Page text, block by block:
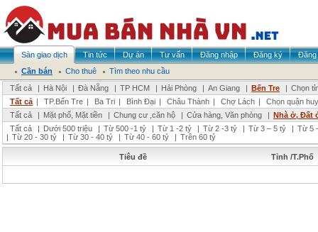
Sàn giao dịch Tin tức Dự án Tư vấn Đăng nhập Đăng ký
Đăng
Cần bán
Cho thuê
Tìm theo nhu cầu
Tất cả
| Hà Nội | Đà Nẵng | TP HCM | Hải Phòng | An Giang | Bến Tre | Chọn
Tất cả | TP.Bến Tre | Ba Tri | Bình Đại | Châu Thành | Chợ Lách |
Chọn quận
Tất cả
| Mặt phố, Mặt tiền | Chung cư ,căn hộ | Cửa hàng, Văn phòng | Nhà ở, Đất
Tất cả
| Dưới 500 triệu | Từ 500 -1 tỷ | Từ 1 -2 tỷ | Từ 2 -3 tỷ | Từ 3 – 5 tỷ | Từ 5
| Từ 20 - 30 tỷ | Từ 30 - 40 tỷ | Từ 40 - 60 tỷ | Trên 60 tỷ
Tiêu đề Tỉnh /T.Phố